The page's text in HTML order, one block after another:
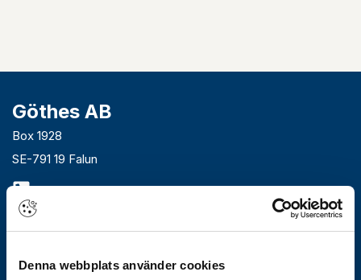
Denna webbplats använder cookies
Göthes AB
Box 1928
SE-791 19 Falun
010-483 40 00
info@gothes.se
Arbeta hos oss